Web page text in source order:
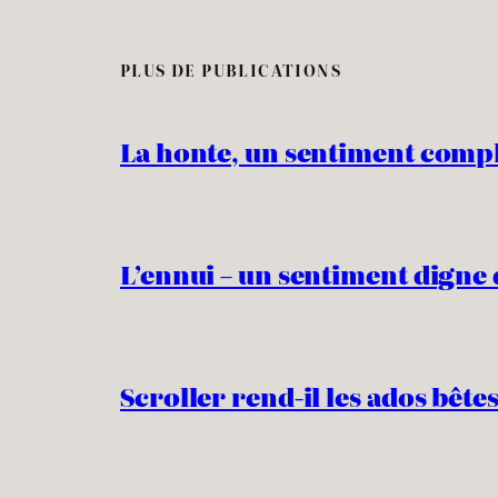
PLUS DE PUBLICATIONS
La honte, un sentiment
L’ennui – un sentiment
Scroller rend-il les ados